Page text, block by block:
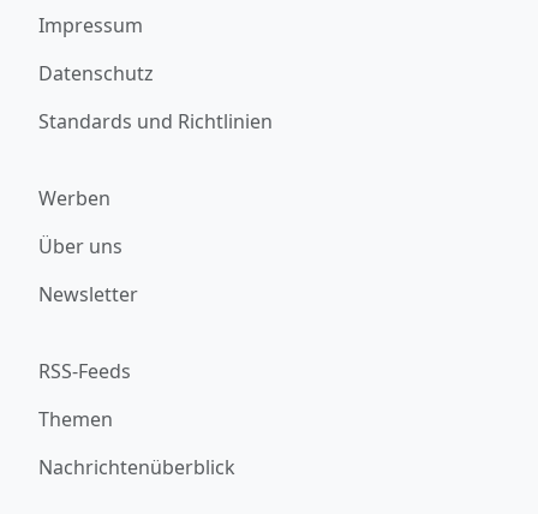
Impressum
Datenschutz
Standards und Richtlinien
Werben
Über uns
Newsletter
RSS-Feeds
Themen
Nachrichtenüberblick